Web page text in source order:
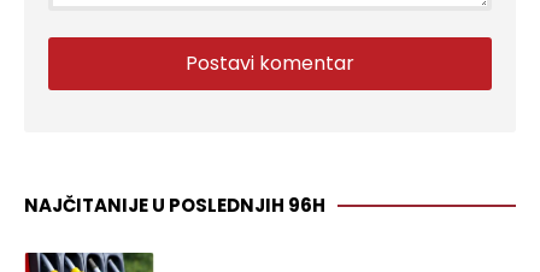
NAJČITANIJE U POSLEDNJIH 96H